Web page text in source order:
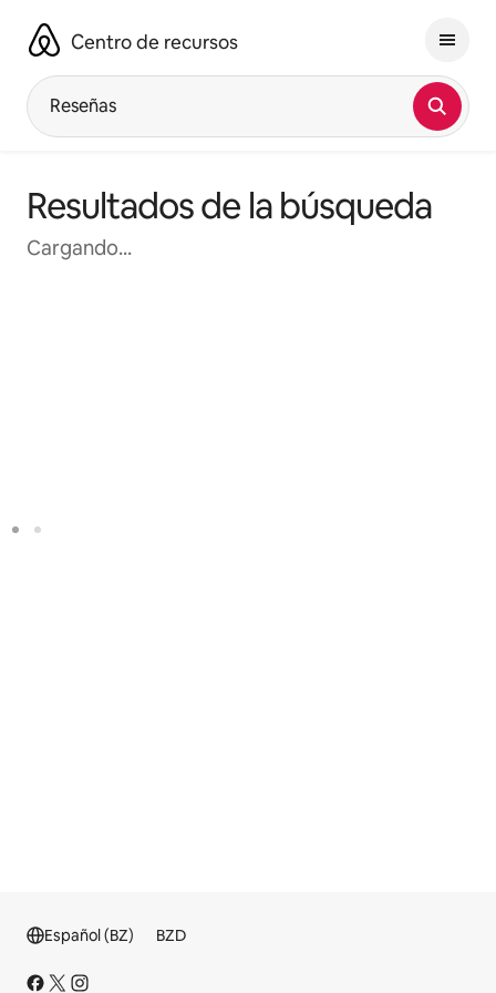
contenido Centro de recursos
Reseñas
Resultados de la búsqueda
Cargando...
Español (BZ) BZD